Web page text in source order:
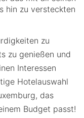
hin zu versteckten
zu
zu genießen und
Interessen
Hotelauswahl
das
Budget passt!